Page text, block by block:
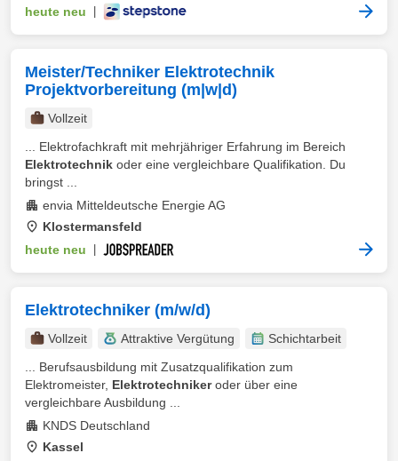
heute neu
Meister/Techniker Elektrotechnik
Projektvorbereitung (m|w|d)
Vollzeit
... Elektrofachkraft mit mehrjähriger Erfahrung im Bereich
Elektrotechnik oder eine vergleichbare Qualifikation. Du
bringst ...
envia Mitteldeutsche Energie AG
Klostermansfeld
heute neu
Elektrotechniker (m/w/d)
Vollzeit Attraktive Vergütung
Schichtarbeit
... Berufsausbildung mit Zusatzqualifikation zum
Elektromeister, Elektrotechnikeroder über eine
vergleichbare Ausbildung ...
KNDS Deutschland
Kassel